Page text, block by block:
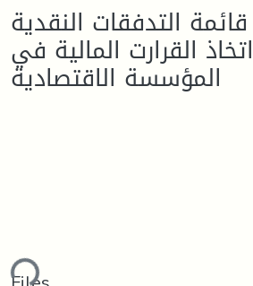
التدفقات النقدية
القرارت المالية في
المؤسسة الاقتصادية